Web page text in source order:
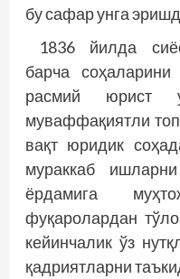
бу сафар унга
1836 йилда
барча соҳаларини
расмий юрист
муваффақиятли
вақт юридик
мураккаб
ёрдамига
фуқаролардан
кейинчалик ўз
қадриятларни